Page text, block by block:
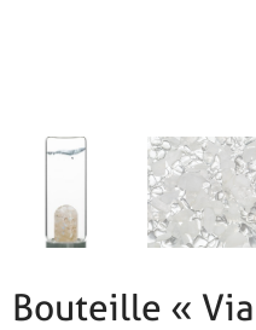
Bouteille «